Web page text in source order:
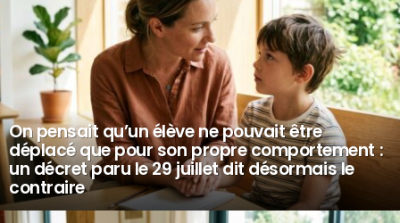
On pensait qu’un élève ne pouvait être
déplacé que pour son propre comportement :
un décret paru le 29 juillet dit désormais le
contraire